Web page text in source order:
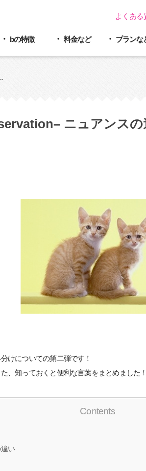
よくある
bの特徴 料金など プランな
ニュアンスの
けについての第二弾です！
、知っておくと便利な言葉をまとめました
Contents
い